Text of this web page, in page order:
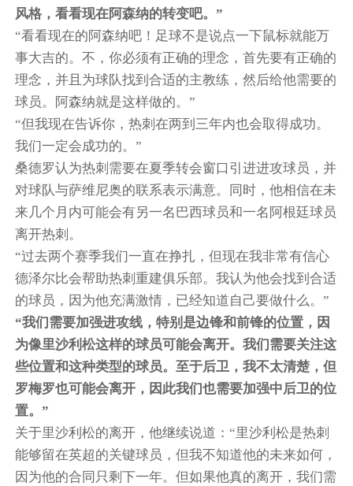
风格，看看现在阿森纳的转变吧。”
“看看现在的阿森纳吧！足球不是说点一下鼠标就能万
事大吉的。不，你必须有正确的理念，首先要有正确的
理念，并且为球队找到合适的主教练，然后给他需要的
球员。阿森纳就是这样做的。”
“但我现在告诉你，热刺在两到三年内也会取得成功。
我们一定会成功的。”
桑德罗认为热刺需要在夏季转会窗口引进进攻球员，并
对球队与萨维尼奥的联系表示满意。同时，他相信在未
来几个月内可能会有另一名巴西球员和一名阿根廷球员
离开热刺。
“过去两个赛季我们一直在挣扎，但现在我非常有信心
德泽尔比会帮助热刺重建俱乐部。我认为他会找到合适
的球员，因为他充满激情，已经知道自己要做什么。”
“我们需要加强进攻线，特别是边锋和前锋的位置，因
为像里沙利松这样的球员可能会离开。我们需要关注这
些位置和这种类型的球员。至于后卫，我不太清楚，但
罗梅罗也可能会离开，因此我们也需要加强中后卫的位
置。”
关于里沙利松的离开，他继续说道：“里沙利松是热刺
能够留在英超的关键球员，但我不知道他的未来如何，
因为他的合同只剩下一年。但如果他真的离开，我们需